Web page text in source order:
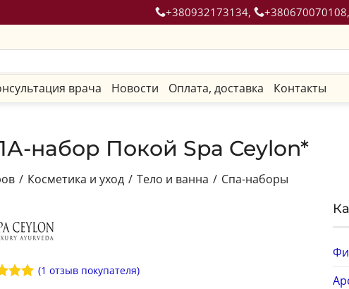
+380932173134, +380670070108,
врача Новости Оплата, доставка Контакты
набор Покой Spa Ceylon*
/ Косметика и уход / Тело и ванна / Спа-наборы
(1 отзыв покупателя)